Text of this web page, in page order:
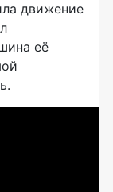
движение
её